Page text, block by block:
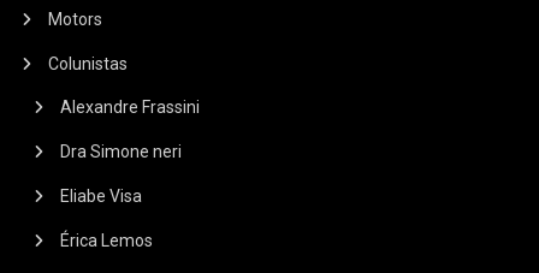
Motors
Colunistas
Alexandre Frassini
Dra Simone neri
Eliabe Visa
Érica Lemos